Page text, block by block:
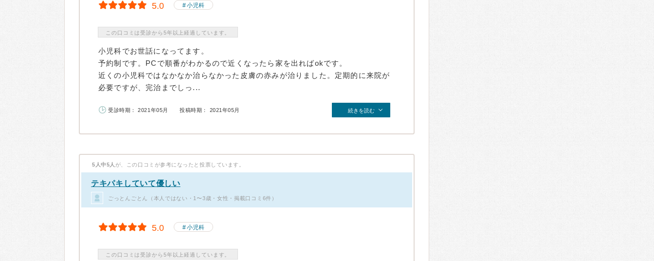
5.0 小児科
この口コミは受診から5年以上経過しています。
小児科でお世話になってます。
予約制です。PCで順番がわかるので近くなったら家を出ればokです。
近くの小児科ではなかなか治らなかった皮膚の赤みが治りました。定期的に来院が
必要ですが、完治までしっ...
受診時期： 2021年05月 投稿時期： 2021年05月 続きを読む
5人中5人 が、この口コミが参考になったと投票しています。
テキパキしていて優しい
ごっとんごとん（本人ではない・1〜3歳・女性・掲載口コミ6件）
5.0 小児科
この口コミは受診から5年以上経過しています。